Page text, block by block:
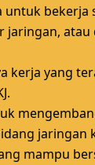
bekerja
atau
kerja yang
jaringan
mampu